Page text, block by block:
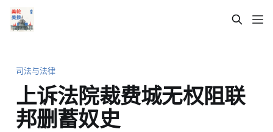
司法与法律
上诉法院裁费城无权阻联
邦删蓄奴史